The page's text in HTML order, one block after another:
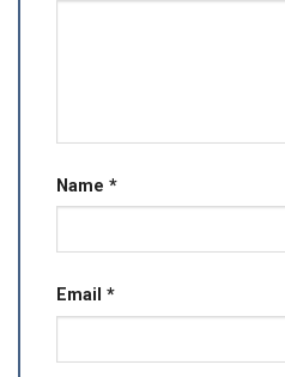
Name *
Email *